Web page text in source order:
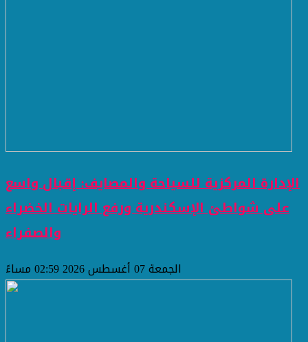
الإدارة المركزية للسياحة والمصايف: إقبال واسع
على شواطئ الإسكندرية ورفع الرايات الخضراء
والصفراء
الجمعة 07 أغسطس 2026 02:59 مساءً